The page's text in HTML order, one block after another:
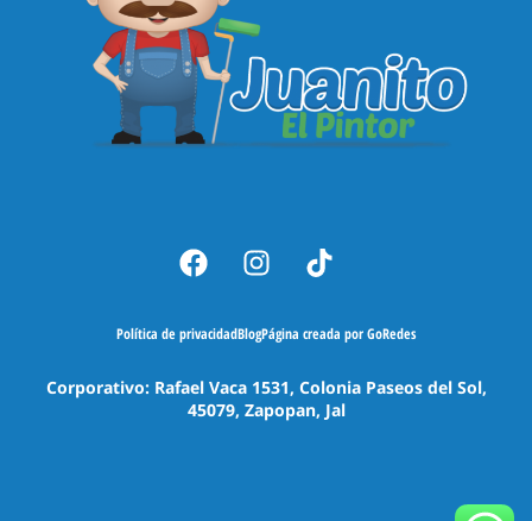
Política de privacidadBlogPágina creada por GoRedes
Corporativo: Rafael Vaca 1531, Colonia Paseos del Sol,
45079, Zapopan, Jal